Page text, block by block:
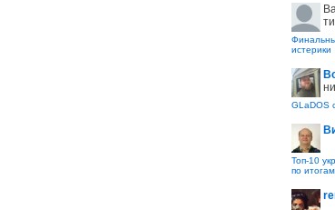
истерики
GLaDOS
Топ-10
по